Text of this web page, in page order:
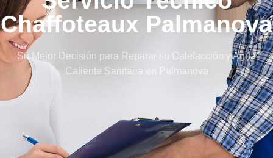
Chaffoteaux Palmanova
Su Mejor Decisión para Reparar su Calefacción y Agua
Caliente Sanitaria en Palmanova